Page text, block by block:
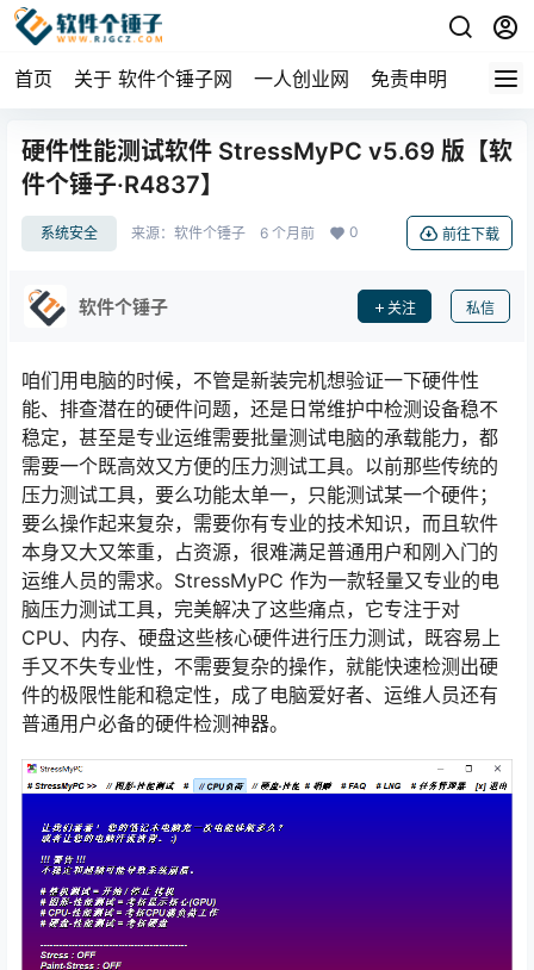
首页 关于 软件个锤子网 一人创业网 免责申明
硬件性能测试软件 StressMyPC v5.69 版【软
件个锤子·R4837】
系统安全 来源： 软件个锤子 6 个月前 0 前往下载
软件个锤子 关注 私信
咱们用电脑的时候，不管是新装完机想验证一下硬件性
能、排查潜在的硬件问题，还是日常维护中检测设备稳不
稳定，甚至是专业运维需要批量测试电脑的承载能力，都
需要一个既高效又方便的压力测试工具。以前那些传统的
压力测试工具，要么功能太单一，只能测试某一个硬件；
要么操作起来复杂，需要你有专业的技术知识，而且软件
本身又大又笨重，占资源，很难满足普通用户和刚入门的
运维人员的需求。StressMyPC 作为一款轻量又专业的电
脑压力测试工具，完美解决了这些痛点，它专注于对
CPU、内存、硬盘这些核心硬件进行压力测试，既容易上
手又不失专业性，不需要复杂的操作，就能快速检测出硬
件的极限性能和稳定性，成了电脑爱好者、运维人员还有
普通用户必备的硬件检测神器。